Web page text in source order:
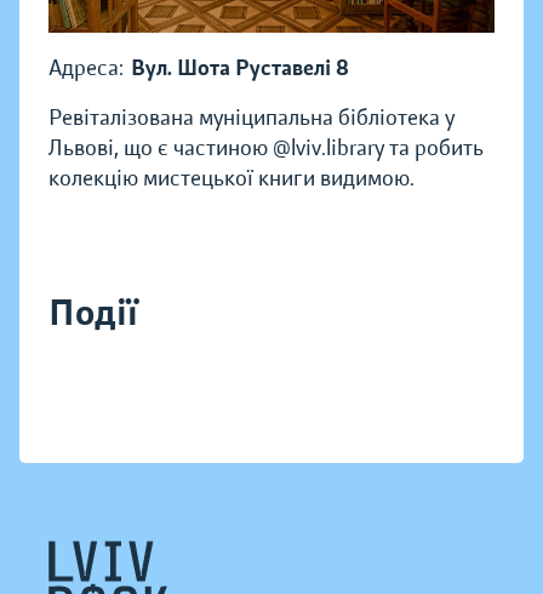
Адреса: Вул. Шота Руставелі 8
Ревіталізована муніципальна бібліотека у
Львові, що є частиною @lviv.library та робить
колекцію мистецької книги видимою.
Події